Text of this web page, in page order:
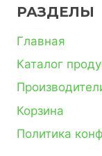
РАЗДЕЛЫ
Главная
Каталог
Корзина
Политика